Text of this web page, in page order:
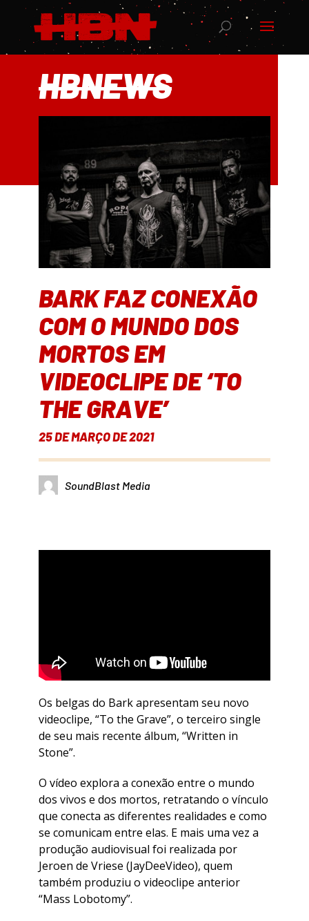
HBNEWS
BARK FAZ CONEXÃO
COM O MUNDO DOS
MORTOS EM
VIDEOCLIPE DE ‘TO
THE GRAVE’
25 DE MARÇO DE 2021
SoundBlast Media
Os belgas do Bark apresentam seu novo
videoclipe, “To the Grave”, o terceiro single
de seu mais recente álbum, “Written in
Stone”.
O vídeo explora a conexão entre o mundo
dos vivos e dos mortos, retratando o vínculo
que conecta as diferentes realidades e como
se comunicam entre elas. E mais uma vez a
produção audiovisual foi realizada por
Jeroen de Vriese (JayDeeVideo), quem
também produziu o videoclipe anterior
“Mass Lobotomy”.